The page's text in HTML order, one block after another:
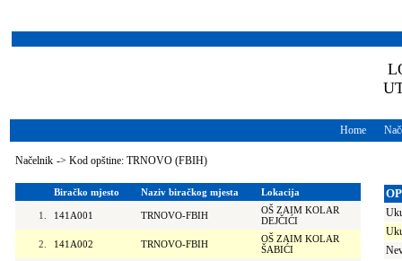
Home
Načelnik -> Kod opštine: TRNOVO (FBIH)
Biračko mjesto Naziv biračkog mjesta Lokacija
1. 141A001 TRNOVO-FBIH
OŠ ZAIM KOLAR
DEJČIĆI
2. 141A002 TRNOVO-FBIH
OŠ ZAIM KOLAR
ŠABIĆI